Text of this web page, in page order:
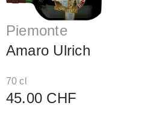
Piemonte
Amaro Ulrich
70 cl
45.00 CHF